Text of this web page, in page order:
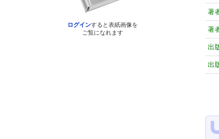
ログインすると表紙画像を
ご覧になれます
著
著
出
出